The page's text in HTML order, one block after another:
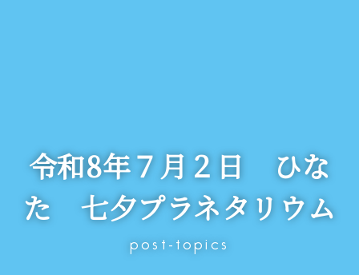
令和8年７月２日 ひな
た 七夕プラネタリウム
post-topics